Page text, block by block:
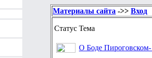
Материалы сайта ->> Вход
Статус Тема
О Боде Пироговском-